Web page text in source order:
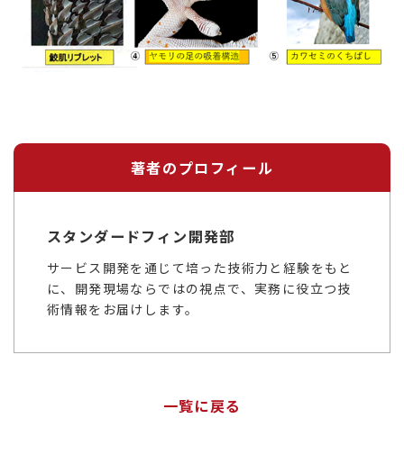
著者のプロフィール
スタンダードフィン開発部
サービス開発を通じて培った技術力と経験をもと
に、開発現場ならではの視点で、実務に役立つ技
術情報をお届けします。
一覧に戻る